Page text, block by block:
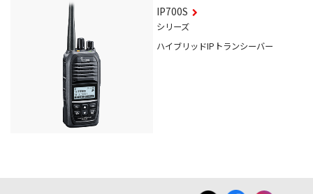
IP700S
シリーズ
ハイブリッドIPトランシーバー